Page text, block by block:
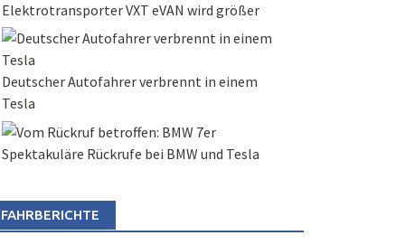
Elektrotransporter VXT eVAN wird größer
Deutscher Autofahrer verbrennt in einem
Tesla
Spektakuläre Rückrufe bei BMW und Tesla
FAHRBERICHTE